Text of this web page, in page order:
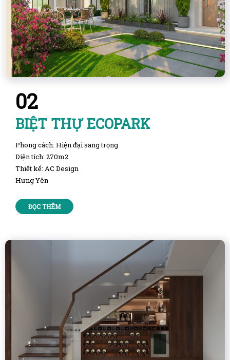
02
BIỆT THỰ ECOPARK
Phong cách: Hiện đại sang trọng
Diện tích: 270m2
Thiết kế: AC Design
Hưng Yên
ĐỌC THÊM